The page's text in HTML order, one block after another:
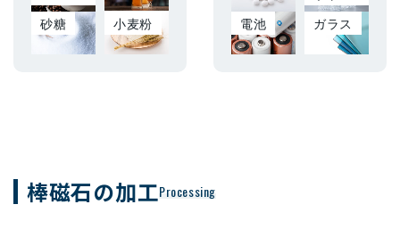
砂糖
小麦粉
電池
ガラス
棒磁石の加工Processing